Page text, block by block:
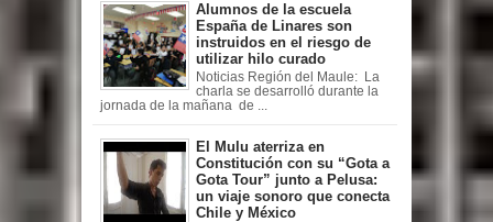
Alumnos de la escuela
España de Linares son
instruidos en el riesgo de
utilizar hilo curado
Noticias Región del Maule: La
charla se desarrolló durante la
jornada de la mañana de ...
El Mulu aterriza en
Constitución con su “Gota a
Gota Tour” junto a Pelusa:
un viaje sonoro que conecta
Chile y México